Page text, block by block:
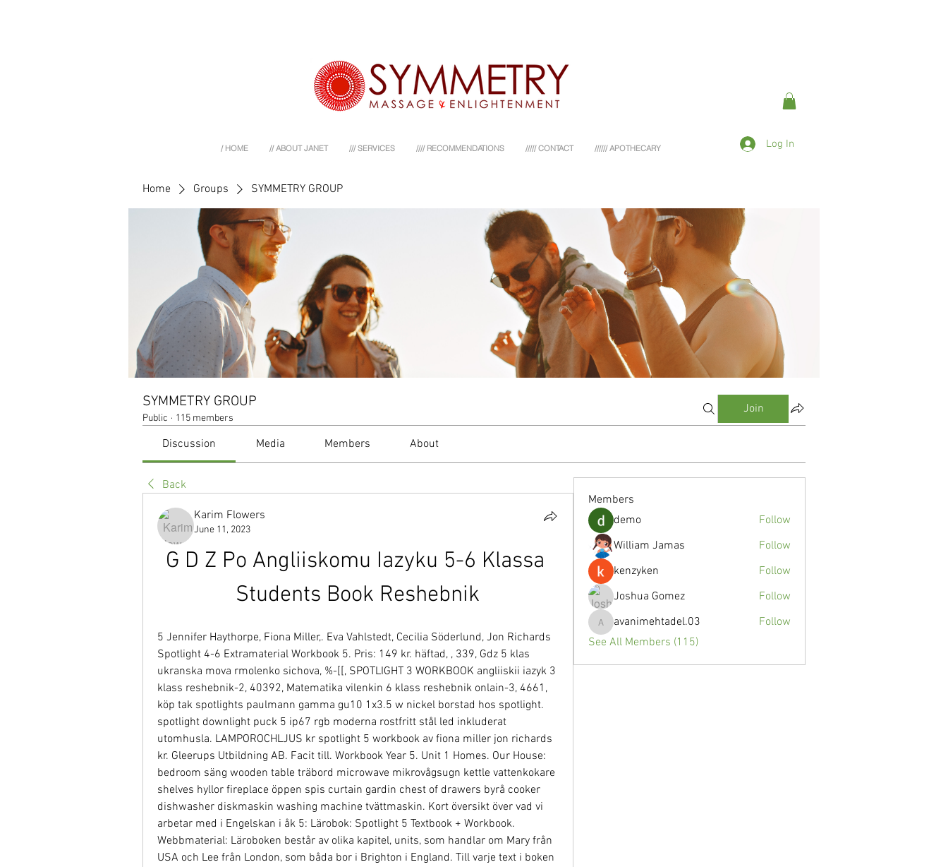
/ HOME // ABOUT JANET /// SERVICES //// RECOMMENDATIONS ///// CONTACT ////// APOTHECARY Log In
Home Groups SYMMETRY GROUP
SYMMETRY GROUP
Public · 115 members
Join
Discussion Media Members About
Back
Karim Flowers
June 11, 2023
G D Z Po Angliiskomu Iazyku 5-6 Klassa
Students Book Reshebnik
5 Jennifer Haythorpe, Fiona Miller,. Eva Vahlstedt, Cecilia Söderlund, Jon Richards
Spotlight 4-6 Extramaterial Workbook 5. Pris: 149 kr. häftad, , 339, Gdz 5 klas
ukranska mova rmolenko sichova, %-[[, SPOTLIGHT 3 WORKBOOK angliiskii iazyk 3
klass reshebnik-2, 40392, Matematika vilenkin 6 klass reshebnik onlain-3, 4661,
köp tak spotlights paulmann gamma gu10 1x3.5 w nickel borstad hos spotlight.
spotlight downlight puck 5 ip67 rgb moderna rostfritt stål led inkluderat
utomhusla. LAMPOROCHLJUS kr spotlight 5 workbook av fiona miller jon richards
kr. Gleerups Utbildning AB. Facit till. Workbook Year 5. Unit 1 Homes. Our House:
bedroom säng wooden table träbord microwave mikrovågsugn kettle vattenkokare
shelves hyllor fireplace öppen spis curtain gardin chest of drawers byrå cooker
dishwasher diskmaskin washing machine tvättmaskin. Kort översikt över vad vi
arbetar med i Engelskan i åk 5: Lärobok: Spotlight 5 Textbook + Workbook.
Webbmaterial: Läroboken består av olika kapitel, units, som handlar om Mary från
USA och Lee från London, som båda bor i Brighton i England. Till varje text i boken
Members
demo
Follow
William Jamas
Follow
kenzyken
Follow
Joshua Gomez
Follow
avanimehtadel.03
avanimehtadel.03
Follow
See All Members (115)